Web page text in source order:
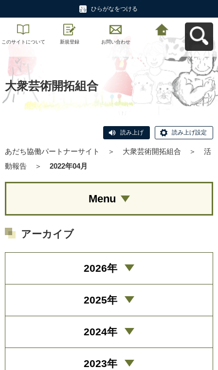
ひらがなをつける
このサイトについて 新規登録 お問い合わせ
あだち協働パートナ
ーサイトへ戻る
大衆芸術開拓組合
読み上げ 読み上げ設定
あだち協働パートナーサイト ＞ 大衆芸術開拓組合 ＞
活
動報告
＞ 2022年04月
Menu
アーカイブ
2026年
2025年
2024年
2023年